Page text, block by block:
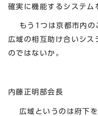
確実に機能するシステム
もう1つは京都市内の
広域の相互助け合いシス
のではないか。
内藤正明部会長
広域というのは府下を